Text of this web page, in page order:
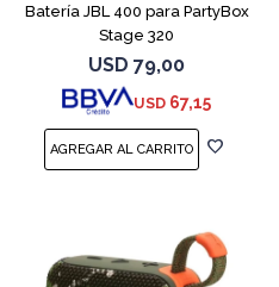
Batería JBL 400 para PartyBox
Stage 320
USD 79,00
USD 67,15